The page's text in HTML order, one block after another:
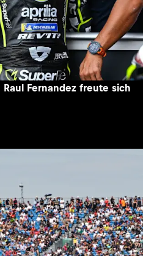
Fernandez freute sich